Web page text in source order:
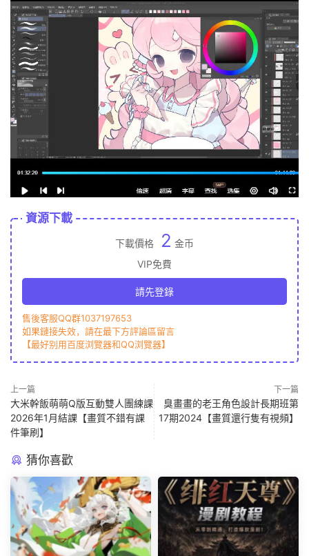
資源下載
下載價格 2 金币
VIP免費
請先登錄
售後客服QQ群1037197653
如果鏈接失效，請在最下方評論區留言
【最好别用百度浏覽器和QQ浏覽器】
上一篇
大米幹飯萌萌Q版互動雙人團練課
2026年1月結課【畫質不錯有課
件筆刷】
下一篇
臭畫畫的老王角色設計長期班第
17期2024【畫質還行隻有視頻】
猜你喜歡